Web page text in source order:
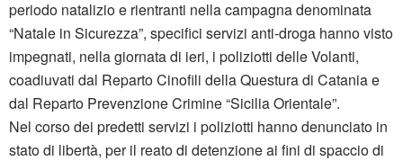
periodo natalizio e rientranti nella campagna denominata
“Natale in Sicurezza”, specifici servizi anti-droga hanno visto
impegnati, nella giornata di ieri, i poliziotti delle Volanti,
coadiuvati dal Reparto Cinofili della Questura di Catania e
dal Reparto Prevenzione Crimine “Sicilia Orientale”.
Nel corso dei predetti servizi i poliziotti hanno denunciato in
stato di libertà, per il reato di detenzione ai fini di spaccio di